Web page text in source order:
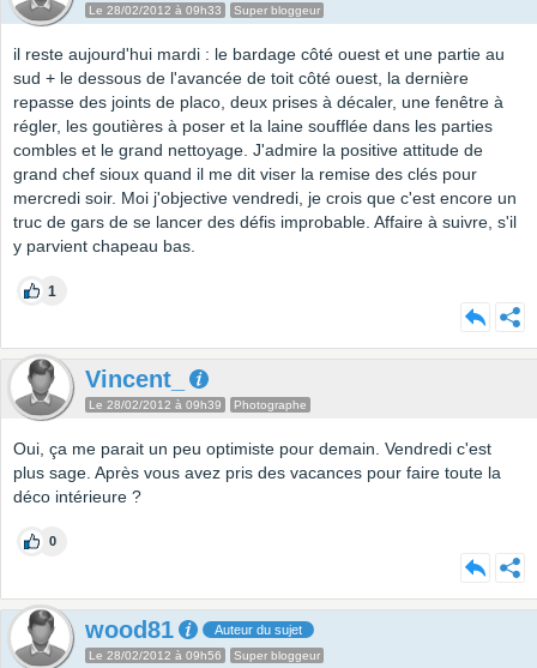
Le 28/02/2012 à 09h33 Super bloggeur
il reste aujourd'hui mardi : le bardage côté ouest et une partie au
sud + le dessous de l'avancée de toit côté ouest, la dernière
repasse des joints de placo, deux prises à décaler, une fenêtre à
régler, les goutières à poser et la laine soufflée dans les parties
combles et le grand nettoyage. J'admire la positive attitude de
grand chef sioux quand il me dit viser la remise des clés pour
mercredi soir. Moi j'objective vendredi, je crois que c'est encore un
truc de gars de se lancer des défis improbable. Affaire à suivre, s'il
y parvient chapeau bas.
1
Vincent_
Le 28/02/2012 à 09h39 Photographe
Oui, ça me parait un peu optimiste pour demain. Vendredi c'est
plus sage. Après vous avez pris des vacances pour faire toute la
déco intérieure ?
0
wood81 Auteur du sujet
Le 28/02/2012 à 09h56 Super bloggeur